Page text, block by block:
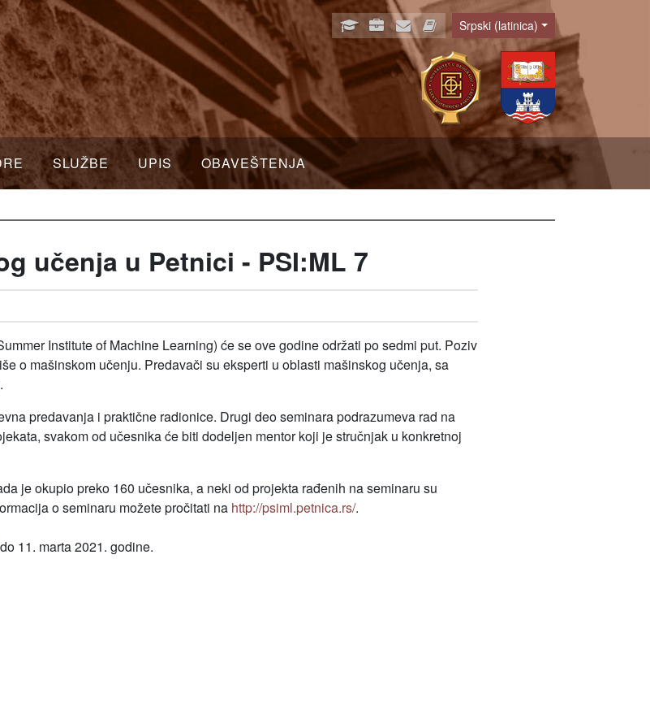
Language
Srpski (latinica)
SLUŽBE UPIS OBAVEŠTENJA
učenja u Petnici - PSI:ML 7
Institute of Machine Learning) će se ove godine održati po sedmi put. Poziv
o mašinskom učenju. Predavači su eksperti u oblasti mašinskog učenja, sa
predavanja i praktične radionice. Drugi deo seminara podrazumeva rad na
svakom od učesnika će biti dodeljen mentor koji je stručnjak u konkretnoj
je okupio preko 160 učesnika, a neki od projekta rađenih na seminaru su
o seminaru možete pročitati na http://psiml.petnica.rs/.
11. marta 2021. godine.